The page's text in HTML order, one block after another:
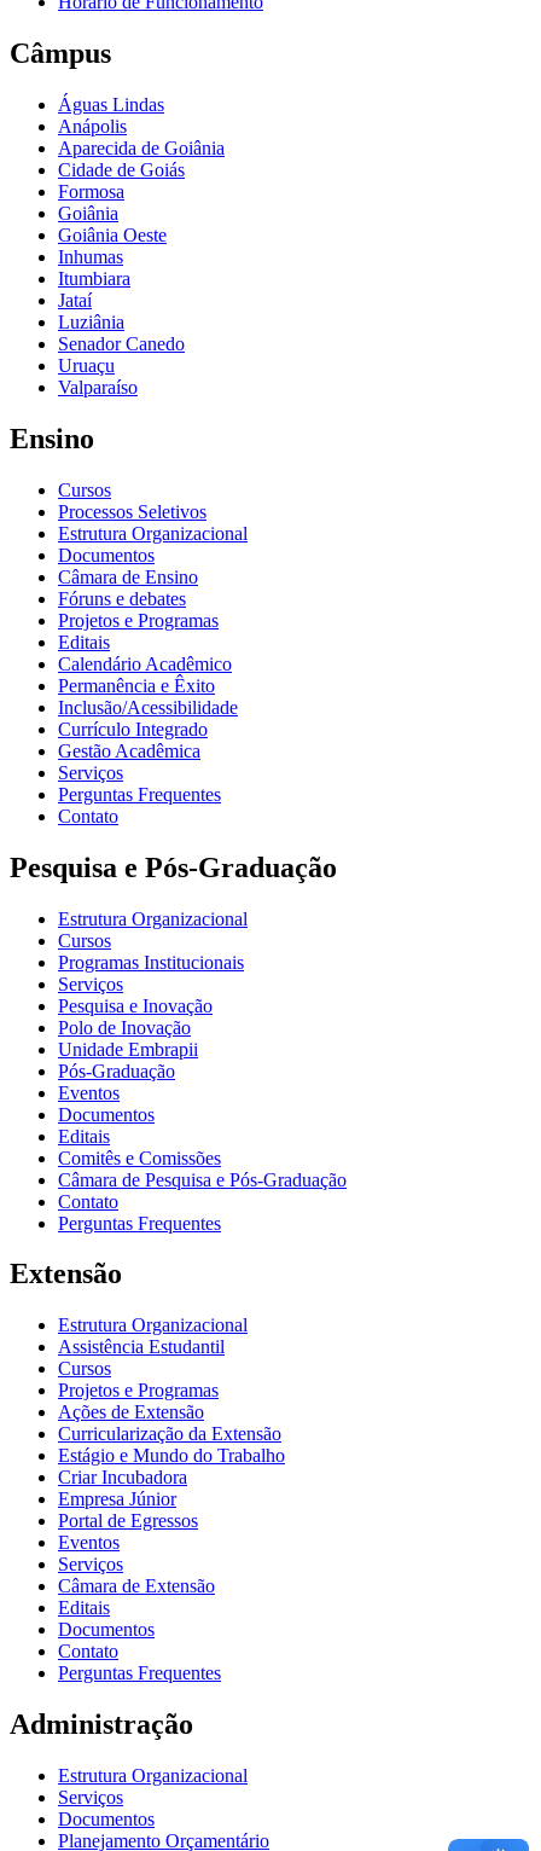
Câmpus
Águas Lindas
Anápolis
Aparecida de Goiânia
Cidade de Goiás
Formosa
Goiânia
Goiânia Oeste
Inhumas
Itumbiara
Jataí
Luziânia
Senador Canedo
Uruaçu
Valparaíso
Ensino
Cursos
Processos Seletivos
Estrutura Organizacional
Documentos
Câmara de Ensino
Fóruns e debates
Projetos e Programas
Editais
Calendário Acadêmico
Permanência e Êxito
Inclusão/Acessibilidade
Currículo Integrado
Gestão Acadêmica
Serviços
Perguntas Frequentes
Contato
Pesquisa e Pós-Graduação
Estrutura Organizacional
Cursos
Programas Institucionais
Serviços
Pesquisa e Inovação
Polo de Inovação
Unidade Embrapii
Pós-Graduação
Eventos
Documentos
Editais
Comitês e Comissões
Câmara de Pesquisa e Pós-Graduação
Contato
Perguntas Frequentes
Extensão
Estrutura Organizacional
Assistência Estudantil
Cursos
Projetos e Programas
Ações de Extensão
Curricularização da Extensão
Estágio e Mundo do Trabalho
Criar Incubadora
Empresa Júnior
Portal de Egressos
Eventos
Serviços
Câmara de Extensão
Editais
Documentos
Contato
Perguntas Frequentes
Administração
Estrutura Organizacional
Serviços
Documentos
Planejamento Orçamentário